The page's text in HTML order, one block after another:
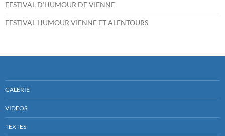
FESTIVAL D’HUMOUR DE VIENNE
FESTIVAL HUMOUR VIENNE ET ALENTOURS
GALERIE
VIDEOS
TEXTES